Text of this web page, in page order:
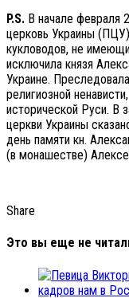
P.S. В начале февраля
церковь Украины
кукловодов, не
исключила князя
Украине.
религиозной
исторической Руси. В
церкви Украины
день памяти кн.
(в монашестве)
Share
Это вы еще не